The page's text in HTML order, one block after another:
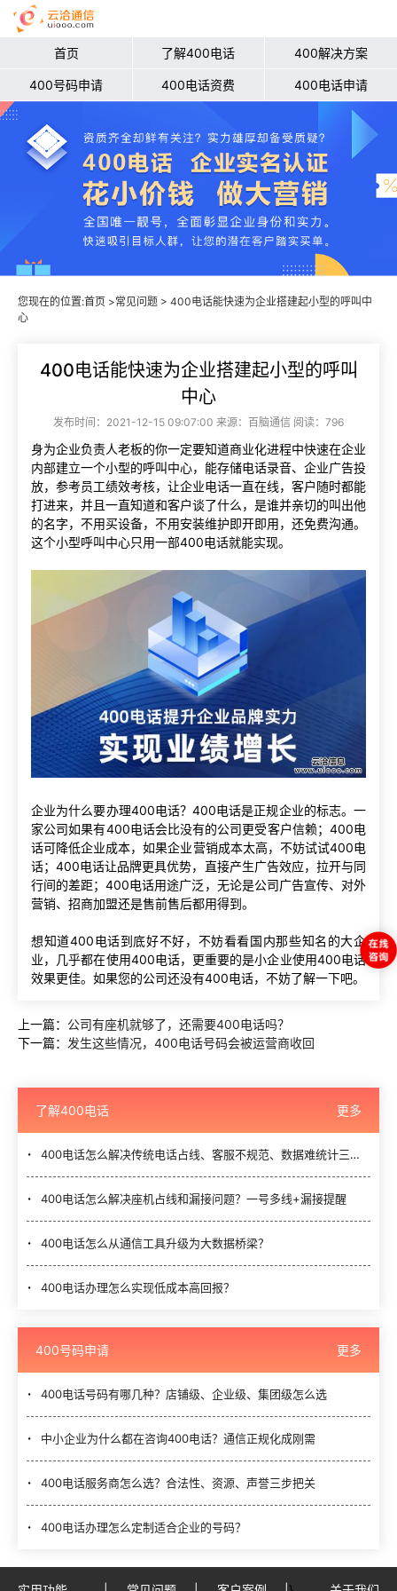
首页 了解400电话 400解决方案
400号码申请 400电话资费 400电话申请
您现在的位置:首页 >常见问题 > 400电话能快速为企业搭建起小型的呼叫中
心
400电话能快速为企业搭建起小型的呼叫
中心
发布时间：2021-12-15 09:07:00 来源：百脑通信 阅读：796
身为企业负责人老板的你一定要知道商业化进程中快速在企业
内部建立一个小型的呼叫中心，能存储电话录音、企业广告投
放，参考员工绩效考核，让企业电话一直在线，客户随时都能
打进来，并且一直知道和客户谈了什么，是谁并亲切的叫出他
的名字，不用买设备，不用安装维护即开即用，还免费沟通。
这个小型呼叫中心只用一部400电话就能实现。
企业为什么要办理400电话？400电话是正规企业的标志。一
家公司如果有400电话会比没有的公司更受客户信赖；400电
话可降低企业成本，如果企业营销成本太高，不妨试试400电
话；400电话让品牌更具优势，直接产生广告效应，拉开与同
行间的差距；400电话用途广泛，无论是公司广告宣传、对外
营销、招商加盟还是售前售后都用得到。
想知道400电话到底好不好，不妨看看国内那些知名的大企
业，几乎都在使用400电话，更重要的是小企业使用400电话
效果更佳。如果您的公司还没有400电话，不妨了解一下吧。
上一篇： 公司有座机就够了，还需要400电话吗？
下一篇： 发生这些情况，400电话号码会被运营商收回
了解400电话 更多
400电话怎么解决传统电话占线、客服不规范、数据难统计三大难题？
400电话怎么解决座机占线和漏接问题？一号多线+漏接提醒
400电话怎么从通信工具升级为大数据桥梁？
400电话办理怎么实现低成本高回报？
400号码申请 更多
400电话号码有哪几种？店铺级、企业级、集团级怎么选
中小企业为什么都在咨询400电话？通信正规化成刚需
400电话服务商怎么选？合法性、资源、声誉三步把关
400电话办理怎么定制适合企业的号码？